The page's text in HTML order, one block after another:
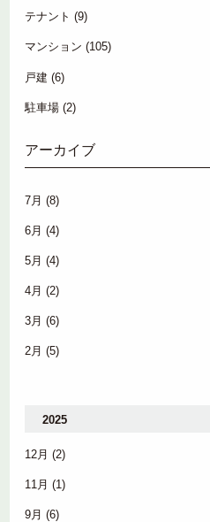
テナント (9)
マンション (105)
戸建 (6)
駐車場 (2)
アーカイブ
7月 (8)
6月 (4)
5月 (4)
4月 (2)
3月 (6)
2月 (5)
2025
12月 (2)
11月 (1)
9月 (6)